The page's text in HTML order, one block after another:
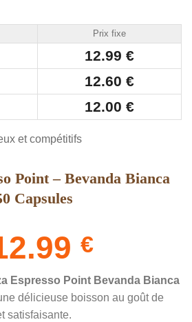
Prix fixe
12.99 €
12.60 €
12.00 €
et compétitifs
Point – Bevanda Bianca
Capsules
initial
:
€.
€Le
prix
actuel
est :
12.99 €.
Espresso Point Bevanda Bianca
délicieuse boisson au goût de
satisfaisante.